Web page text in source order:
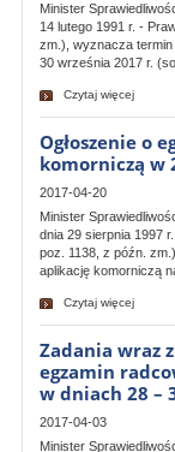
Minister
14 lutego 1991 r. -
zm.), wyznacza termin
30 września 2017 r.
Czytaj więcej
Ogłoszenie o egzaminie konkursowym na aplikację
komorniczą w
2017-04-20
Minister
dnia 29 sierpnia 1997
poz. 1138, z późn.
aplikację komorniczą
Czytaj więcej
Zadania wraz z opisami istotnych zagadnień na
egzamin
w dniach 28 –
2017-04-03
Minister